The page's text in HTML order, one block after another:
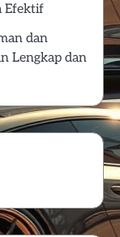
Efektif
dan
Lengkap dan